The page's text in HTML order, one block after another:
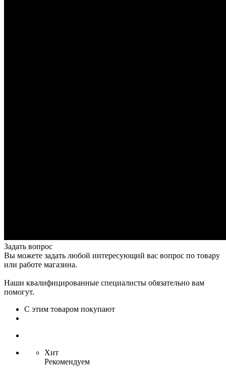
Задать вопрос
Вы можете задать любой интересующий вас вопрос по товару
или работе магазина.
Наши квалифицированные специалисты обязательно вам
помогут.
С этим товаром покупают
Хит
Рекомендуем